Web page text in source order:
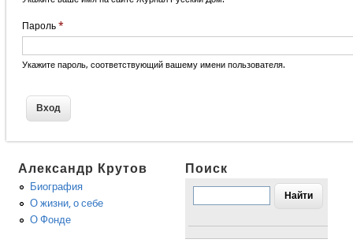
Пароль *
Укажите пароль, соответствующий вашему имени пользователя.
Александр Крутов
Биография
О жизни, о себе
О Фонде
Поиск